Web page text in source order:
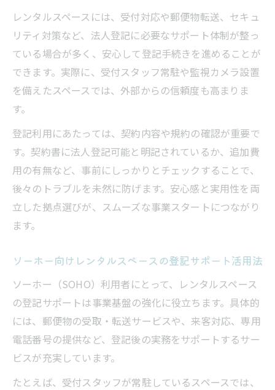
レンタルスペースには、受付対応や郵便物転送、セキュ
リティ対策など、法人登記に必要なサポート体制が整っ
ている場合が多く、安心して登記手続きを進めることが
できます。実際に、受付スタッフ常駐や監視カメラ設置
を備えたスペースでは、外部からの信頼度も高まりま
す。
登記利用にあたっては、契約内容や規約の確認が重要で
す。契約書に法人登記可能と明記されているか、追加費
用の有無など、事前にしっかりとチェックすることで、
後々のトラブルを未然に防げます。安心感と実用性を両
立した拠点選びが、スムーズな事業スタートにつながり
ます。
ソーホー向けレンタルスペースの登記サポート活用法
ソーホー（SOHO）利用者にとって、レンタルスペース
の登記サポートは事業基盤の強化に役立ちます。具体的
には、郵便物の受取・転送サービスや、来客対応、専用
電話番号の提供など、登記後の実務をサポートするサー
ビスが充実しています。
たとえば、受付スタッフが常駐しているスペースでは、